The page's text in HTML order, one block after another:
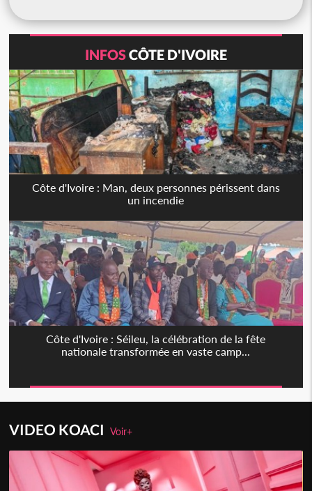
INFOSCÔTE D'IVOIRE
Côte d'Ivoire : Man, deux personnes périssent dans
un incendie
Côte d'Ivoire : Séileu, la célébration de la fête
nationale transformée en vaste camp...
VIDEO KOACIVoir+